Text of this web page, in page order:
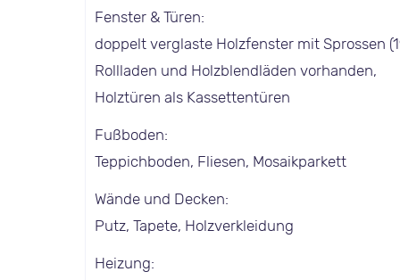
Fenster & Türen:
doppelt verglaste Holzfenster mit Sprossen
Rollladen und Holzblendläden vorhanden,
Holztüren als Kassettentüren
Fußboden:
Teppichboden, Fliesen, Mosaikparkett
Wände und Decken:
Putz, Tapete, Holzverkleidung
Heizung: